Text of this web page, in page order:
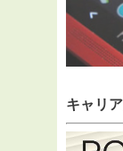
キャリ